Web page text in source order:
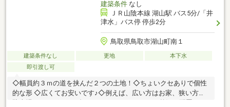
建築条件なし
ＪＲ山陰本線 湖山駅 バス5分/「井
津水」バス停 停歩2分
鳥取県鳥取市湖山町南１
建築条件なし 更地
本下水
即引渡し可
◇幅員約３ｍの道を挟んだ２つの土地！◇ちょいクセありで個性
的な形 ◇広くてお安いです♪◇例えば、広い方はお家、狭い方は
駐車場・ドッグラン・畑・コンテナハウスという贅沢な配置も可